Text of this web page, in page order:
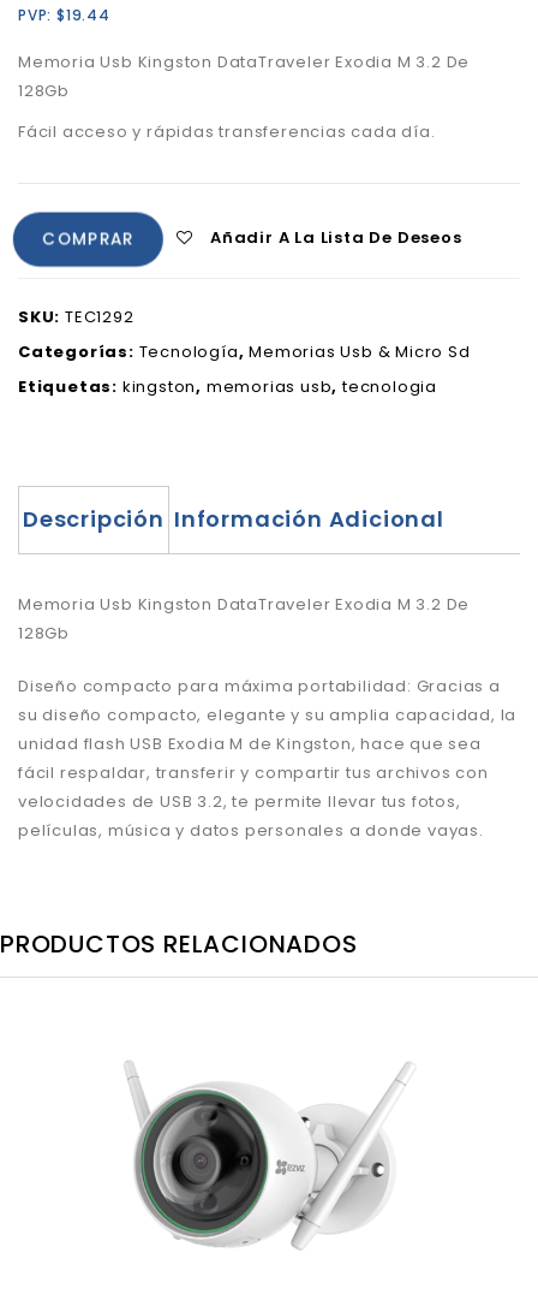
PVP: $19.44
Memoria Usb Kingston DataTraveler Exodia M 3.2 De
128Gb
Fácil acceso y rápidas transferencias cada día.
COMPRAR Añadir A La Lista De Deseos
SKU: TEC1292
Categorías: Tecnología,Memorias Usb & Micro Sd
Etiquetas: kingston, memorias usb,tecnologia
Descripción Información Adicional
Memoria Usb Kingston DataTraveler Exodia M 3.2 De
128Gb
Diseño compacto para máxima portabilidad: Gracias a
su diseño compacto, elegante y su amplia capacidad, la
unidad flash USB Exodia M de Kingston, hace que sea
fácil respaldar, transferir y compartir tus archivos con
velocidades de USB 3.2, te permite llevar tus fotos,
películas, música y datos personales a donde vayas.
PRODUCTOS RELACIONADOS